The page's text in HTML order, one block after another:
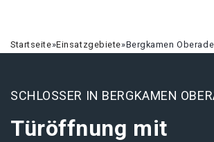
Startseite»Einsatzgebiete»Bergkamen
SCHLOSSER IN BERGKAMEN
Türöffnung mit